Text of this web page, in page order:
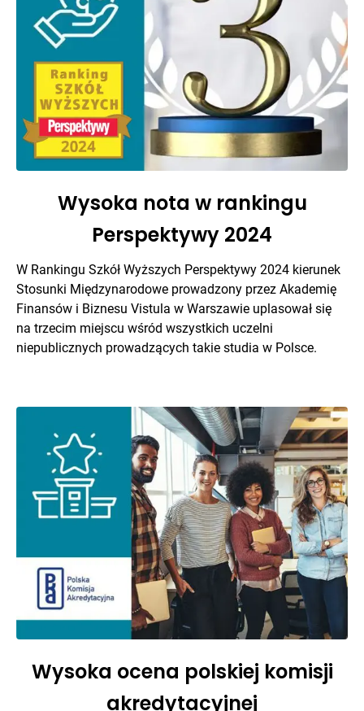
Wysoka nota w rankingu
Perspektywy 2024
W Rankingu Szkół Wyższych Perspektywy 2024 kierunek
Stosunki Międzynarodowe prowadzony przez Akademię
Finansów i Biznesu Vistula w Warszawie uplasował się
na trzecim miejscu wśród wszystkich uczelni
niepublicznych prowadzących takie studia w Polsce.
Wysoka ocena polskiej komisji
akredytacyjnej